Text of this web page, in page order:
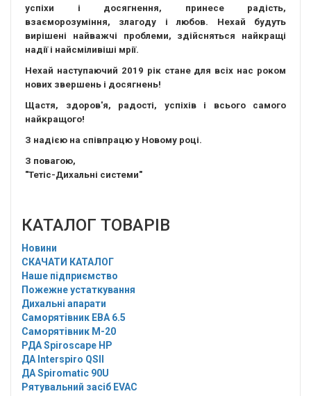
успіхи і досягнення, принесе радість,
взаєморозуміння, злагоду і любов. Нехай будуть
вирішені найважчі проблеми, здійсняться найкращі
надії і найсміливіші мрії.
Нехай наступаючий 2019 рік стане для всіх нас роком
нових звершень і досягнень!
Щастя, здоров'я, радості, успіхів і всього самого
найкращого!
З надією на співпрацю у Новому році.
З повагою,
"Тетіс-Дихальні системи"
КАТАЛОГ ТОВАРІВ
Новини
СКАЧАТИ КАТАЛОГ
Наше підприємство
Пожежне устаткування
Дихальні апарати
Саморятівник EBA 6.5
Саморятівник M-20
РДА Spiroscape HP
ДА Interspiro QSII
ДА Spiromatic 90U
Рятувальний засіб EVAC